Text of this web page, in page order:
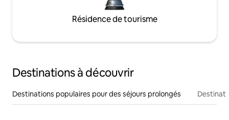
Résidence de tourisme
Destinations à découvrir
Destinations populaires pour des séjours prolongés